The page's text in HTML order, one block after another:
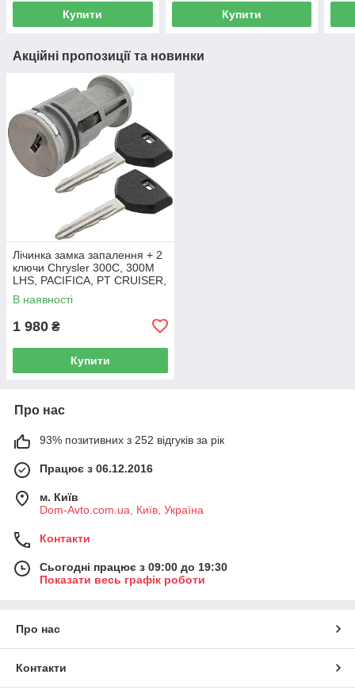
Купити Купити
Акційні пропозиції та новинки
Лічинка замка запалення + 2
ключи Chrysler 300C, 300M
LHS, PACIFICA, PT CRUISER,
SEBRING 5003843AB
В наявності
1 980 ₴
Купити
Про нас
93% позитивних з 252 відгуків за рік
Працює з 06.12.2016
м. Київ
Dom-Avto.com.ua, Київ, Україна
Контакти
Сьогодні працює з 09:00 до 19:30
Показати весь графік роботи
Про нас
Контакти